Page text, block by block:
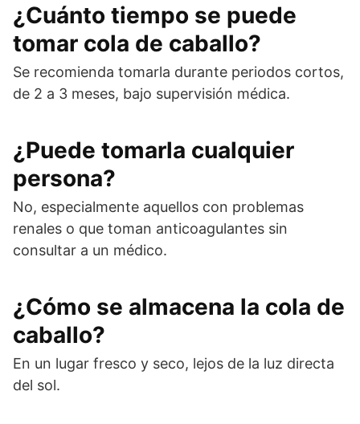
¿Cuánto tiempo se puede
tomar cola de caballo?
Se recomienda tomarla durante periodos cortos,
de 2 a 3 meses, bajo supervisión médica.
¿Puede tomarla cualquier
persona?
No, especialmente aquellos con problemas
renales o que toman anticoagulantes sin
consultar a un médico.
¿Cómo se almacena la cola de
caballo?
En un lugar fresco y seco, lejos de la luz directa
del sol.